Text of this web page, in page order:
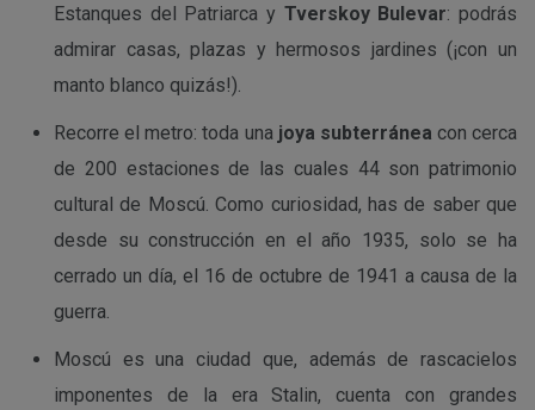
Estanques del Patriarca y Tverskoy Bulevar: podrás
admirar casas, plazas y hermosos jardines (¡con un
manto blanco quizás!).
Recorre el metro: toda una joya subterránea con cerca
de 200 estaciones de las cuales 44 son patrimonio
cultural de Moscú. Como curiosidad, has de saber que
desde su construcción en el año 1935, solo se ha
cerrado un día, el 16 de octubre de 1941 a causa de la
guerra.
Moscú es una ciudad que, además de rascacielos
imponentes de la era Stalin, cuenta con grandes